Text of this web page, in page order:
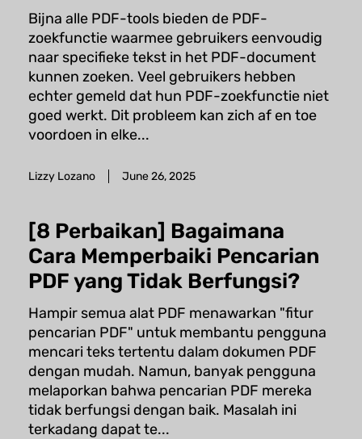
Bijna alle PDF-tools bieden de PDF-
zoekfunctie waarmee gebruikers eenvoudig
naar specifieke tekst in het PDF-document
kunnen zoeken. Veel gebruikers hebben
echter gemeld dat hun PDF-zoekfunctie niet
goed werkt. Dit probleem kan zich af en toe
voordoen in elke...
Lizzy Lozano June 26, 2025
[8 Perbaikan] Bagaimana
Cara Memperbaiki Pencarian
PDF yang Tidak Berfungsi?
Hampir semua alat PDF menawarkan "fitur
pencarian PDF" untuk membantu pengguna
mencari teks tertentu dalam dokumen PDF
dengan mudah. ​​Namun, banyak pengguna
melaporkan bahwa pencarian PDF mereka
tidak berfungsi dengan baik. Masalah ini
terkadang dapat te...